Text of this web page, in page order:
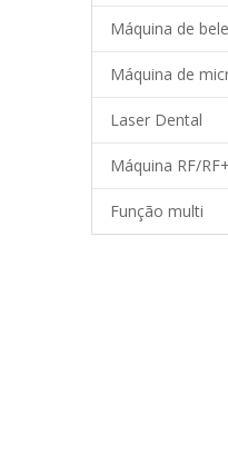
Máquina de
Máquina de
Laser Dental
Máquina RF/
Função multi